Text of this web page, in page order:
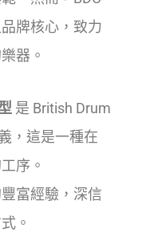
牌核心，致力
器。
是 British Drum
，這是一種在
序。
富經驗，深信
。